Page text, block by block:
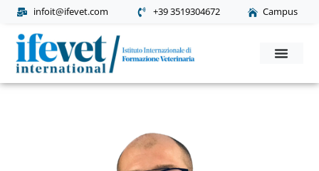
infoit@ifevet.com +39 3519304672 Campus